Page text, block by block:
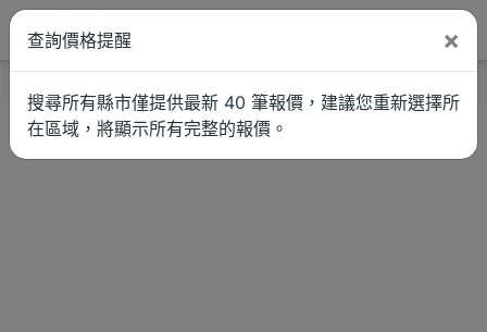
查詢價格提醒 ×
搜尋所有縣市僅提供最新 40 筆報價，建議您重新選擇所
在區域，將顯示所有完整的報價。